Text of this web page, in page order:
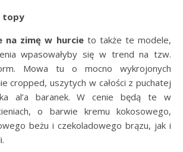
topy
na zimę w hurcieto także te modele,
wpasowałyby się w trend na tzw.
Mowa tu o mocno wykrojonych
cropped, uszytych w całości z puchatej
al’a baranek. W cenie będą te w
o barwie kremu kokosowego,
beżu i czekoladowego brązu, jak i